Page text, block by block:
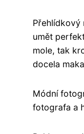
Přehlídkový
umět
mole, tak
docela
Módní
fotografa a